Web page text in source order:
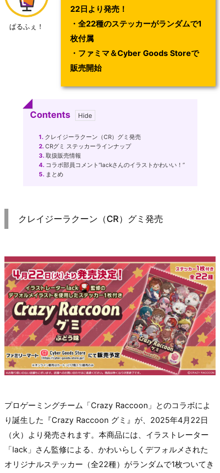
ぱるふぇ！
22日より発売！
・全22種のステッカーがランダムで1
枚付属
・ファミマ＆Cyber Goods Storeで
販売開始
Contents
1.クレイジーラクーン（CR）グミ発売
2.CRグミ ステッカーラインナップ
3.取扱販売情報
4.コラボ部員コメント”lackさんのイラストかわいい！”
5.まとめ
クレイジーラクーン（CR）グミ発売
プロゲーミングチーム「Crazy Raccoon」とのコラボによ
り誕生した『Crazy Raccoon グミ』が、2025年4月22日
（火）より発売されます。本商品には、イラストレーター
「lack」さん監修による、かわいらしくデフォルメされた
オリジナルステッカー（全22種）がランダムで1枚ついてき